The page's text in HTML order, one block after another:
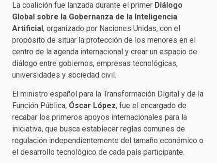
La coalición fue lanzada durante el primer Diálogo
Global sobre la Gobernanza de la Inteligencia
Artificial , organizado por Naciones Unidas, con el
propósito de situar la protección de los menores en el
centro de la agenda internacional y crear un espacio de
diálogo entre gobiernos, empresas tecnológicas,
universidades y sociedad civil.
El ministro español para la Transformación Digital y de la
Función Pública, Óscar López, fue el encargado de
recabar los primeros apoyos internacionales para la
iniciativa, que busca establecer reglas comunes de
regulación independientemente del tamaño económico o
el desarrollo tecnológico de cada país participante.